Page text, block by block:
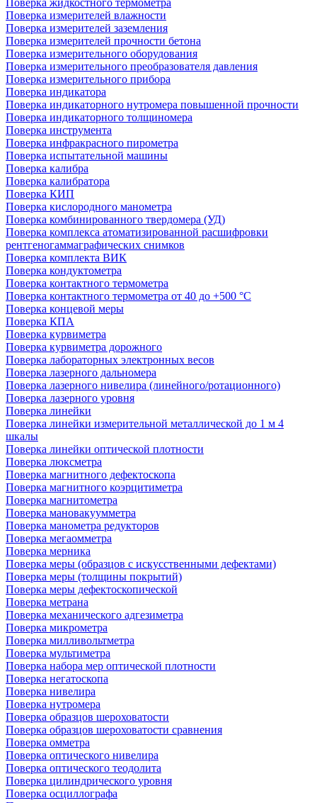
Поверка жидкостного термометра
Поверка измерителей влажности
Поверка измерителей заземления
Поверка измерителей прочности бетона
Поверка измерительного оборудования
Поверка измерительного преобразователя давления
Поверка измерительного прибора
Поверка индикатора
Поверка индикаторного нутромера повышенной прочности
Поверка индикаторного толщиномера
Поверка инструмента
Поверка инфракрасного пирометра
Поверка испытательной машины
Поверка калибра
Поверка калибратора
Поверка КИП
Поверка кислородного манометра
Поверка комбинированного твердомера (УД)
Поверка комплекса атоматизированной расшифровки
рентгеногаммаграфических снимков
Поверка комплекта ВИК
Поверка кондуктометра
Поверка контактного термометра
Поверка контактного термометра от 40 до +500 °С
Поверка концевой меры
Поверка КПА
Поверка курвиметра
Поверка курвиметра дорожного
Поверка лабораторных электронных весов
Поверка лазерного дальномера
Поверка лазерного нивелира (линейного/ротационного)
Поверка лазерного уровня
Поверка линейки
Поверка линейки измерительной металлической до 1 м 4
шкалы
Поверка линейки оптической плотности
Поверка люксметра
Поверка магнитного дефектоскопа
Поверка магнитного коэрцитиметра
Поверка магнитометра
Поверка мановакуумметра
Поверка манометра редукторов
Поверка мегаомметра
Поверка мерника
Поверка меры (образцов с искусственными дефектами)
Поверка меры (толщины покрытий)
Поверка меры дефектоскопической
Поверка метрана
Поверка механического адгезиметра
Поверка микрометра
Поверка милливольтметра
Поверка мультиметра
Поверка набора мер оптической плотности
Поверка негатоскопа
Поверка нивелира
Поверка нутромера
Поверка образцов шероховатости
Поверка образцов шероховатости сравнения
Поверка омметра
Поверка оптического нивелира
Поверка оптического теодолита
Поверка цилиндрического уровня
Поверка осциллографа